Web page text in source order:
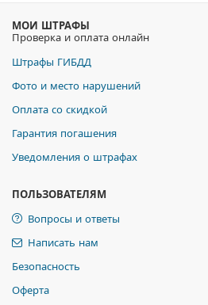
МОИ ШТРАФЫ
Проверка и оплата онлайн
Штрафы ГИБДД
Фото и место нарушений
Оплата со скидкой
Гарантия погашения
Уведомления о штрафах
ПОЛЬЗОВАТЕЛЯМ
Вопросы и ответы
Написать нам
Безопасность
Оферта